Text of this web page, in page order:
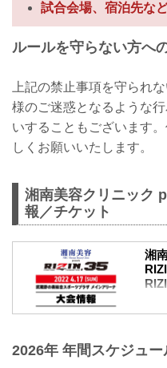
試合会場、宿泊先な
ルールを守らない方へ
上記の禁止事項を守られ
様のご迷惑となるような
いすることもございます
しくお願いいたします。
湘南美容クリニック
報／チケット
湘
湘
2026年 年間スケジュー